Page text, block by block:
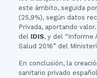
este ámbito, seguida
(25,9%), según datos
Privada, aportando
del IDIS, y del “Informe
Salud 2016” del
En conclusión, la
sanitario privado